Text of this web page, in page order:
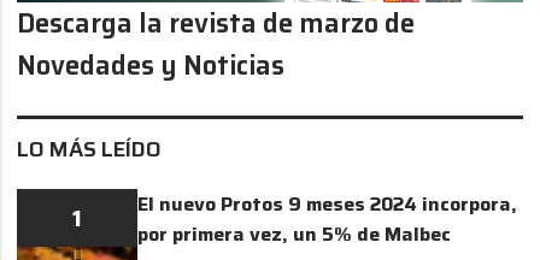
LO MÁS LEÍDO
1
El nuevo Protos 9 meses 2024 incorpora,
por primera vez, un 5% de Malbec
Descarga la revista de marzo de
Novedades y Noticias